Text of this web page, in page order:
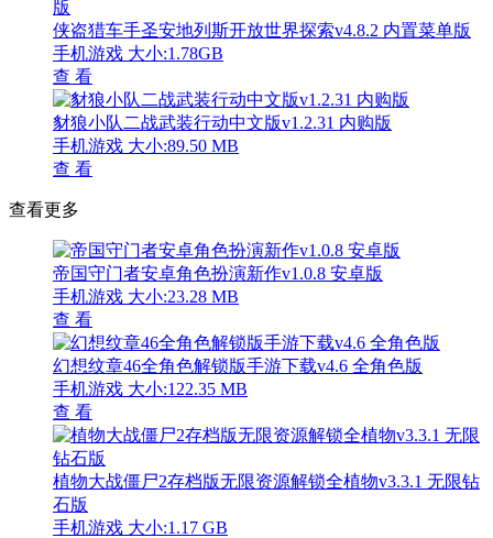
侠盗猎车手圣安地列斯开放世界探索v4.8.2 内置菜单版
手机游戏 大小:1.78GB
查 看
豺狼小队二战武装行动中文版v1.2.31 内购版
手机游戏 大小:89.50 MB
查 看
查看更多
帝国守门者安卓角色扮演新作v1.0.8 安卓版
手机游戏 大小:23.28 MB
查 看
幻想纹章46全角色解锁版手游下载v4.6 全角色版
手机游戏 大小:122.35 MB
查 看
植物大战僵尸2存档版无限资源解锁全植物v3.3.1 无限钻
石版
手机游戏 大小:1.17 GB